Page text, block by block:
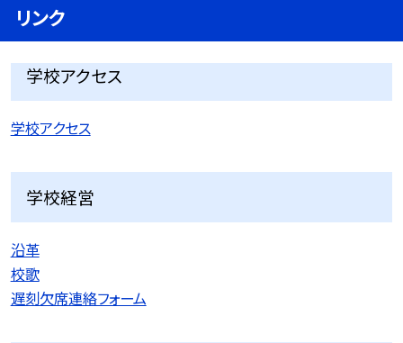
リンク
学校アクセス
学校アクセス
学校経営
沿革
校歌
遅刻欠席連絡フォーム